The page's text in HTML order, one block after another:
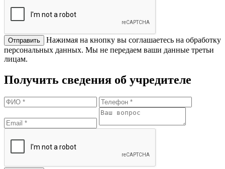
Нажимая на кнопку вы соглашаетесь на обработку
персональных данных. Мы не передаем ваши данные третьи
лицам.
Получить сведения об учредителе